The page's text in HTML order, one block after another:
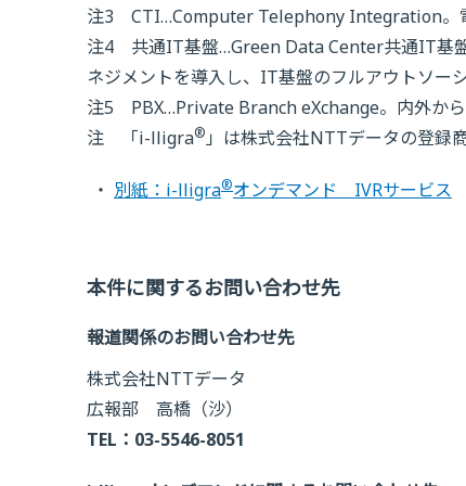
注3 CTI…Computer Telephony Integration。電
注4 共通IT基盤…Green Data Center共通IT基
ネジメントを導入し、IT基盤のフルアウトソー
注5 PBX…Private Branch eXchange。内外から
注 「i-lligra® 」は株式会社NTTデータの登録商
別紙：i-lligra®オンデマンド IVRサービス
本件に関するお問い合わせ先
報道関係のお問い合わせ先
株式会社NTTデータ
広報部 高橋（沙）
TEL：03-5546-8051